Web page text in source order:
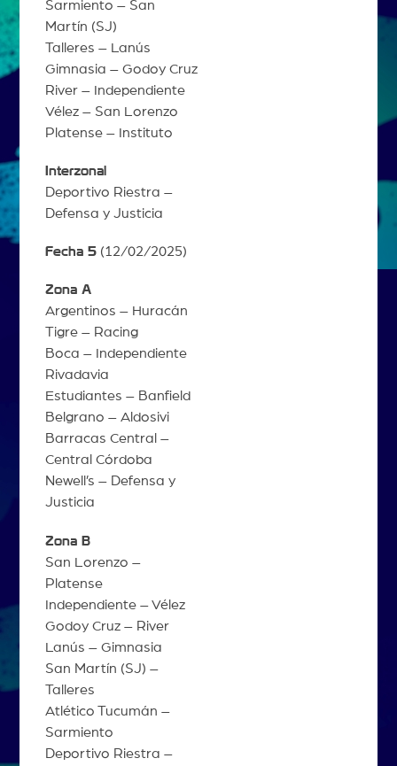
Sarmiento – San
Martín (SJ)
Talleres – Lanús
Gimnasia – Godoy Cruz
River – Independiente
Vélez – San Lorenzo
Platense – Instituto
Interzonal
Deportivo Riestra –
Defensa y Justicia
Fecha 5(12/02/2025)
Zona A
Argentinos – Huracán
Tigre – Racing
Boca – Independiente
Rivadavia
Estudiantes – Banfield
Belgrano – Aldosivi
Barracas Central –
Central Córdoba
Newell’s – Defensa y
Justicia
Zona B
San Lorenzo –
Platense
Independiente – Vélez
Godoy Cruz – River
Lanús – Gimnasia
San Martín (SJ) –
Talleres
Atlético Tucumán –
Sarmiento
Deportivo Riestra –